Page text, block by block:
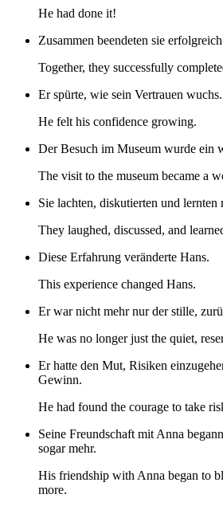
He had done it!
Zusammen beendeten sie
Together, they successfully
Er spürte, wie sein Vertrauen wuchs.
He felt his confidence growing.
Der Besuch im Museum wurde ein
The visit to the museum became a
Sie lachten, diskutierten und lernten
They laughed, discussed, and
Diese Erfahrung veränderte Hans.
This experience changed Hans.
Er war nicht mehr nur der stille,
He was no longer just the quiet,
Er hatte den Mut, Risiken
Gewinn.
He had found the courage to take
Seine Freundschaft mit Anna
sogar mehr.
His friendship with Anna began to
more.